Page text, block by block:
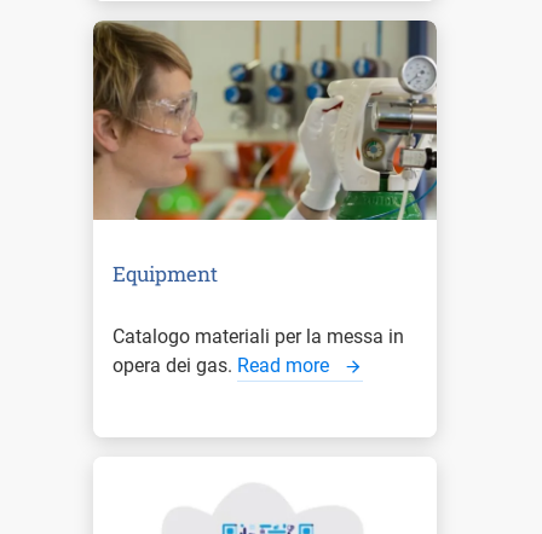
Equipment
Catalogo materiali per la messa in
opera dei gas. Read more